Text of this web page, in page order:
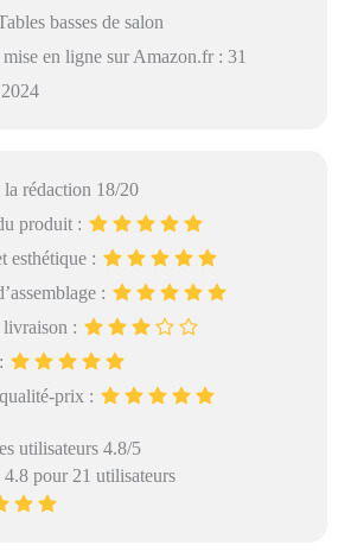
basses de salon
en ligne sur Amazon.fr : 31
la rédaction 18/20
produit :
esthétique :
:
livraison :
prix :
utilisateurs 4.8/5
4.8 pour 21 utilisateurs